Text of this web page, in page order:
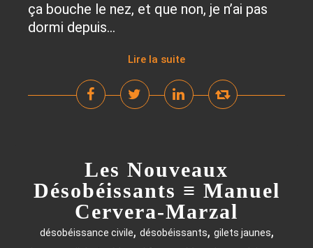
ça bouche le nez, et que non, je n’ai pas
dormi depuis...
Lire la suite
Les Nouveaux
Désobéissants ≡ Manuel
Cervera-Marzal
désobéissance civile, désobéissants, gilets jaunes,